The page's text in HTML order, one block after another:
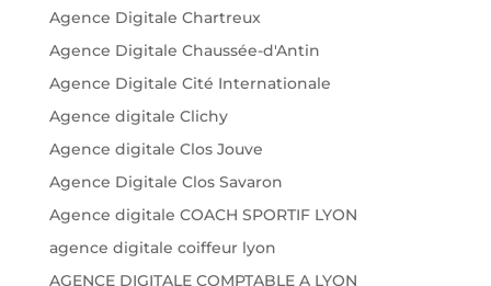
Agence Digitale Chartreux
Agence Digitale Chaussée-d'Antin
Agence Digitale Cité Internationale
Agence digitale Clichy
Agence digitale Clos Jouve
Agence Digitale Clos Savaron
Agence digitale COACH SPORTIF LYON
agence digitale coiffeur lyon
AGENCE DIGITALE COMPTABLE A LYON